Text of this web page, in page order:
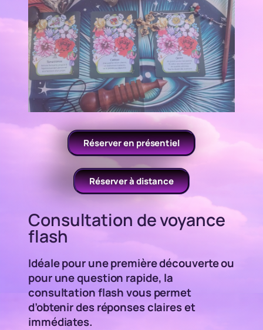
Réserver en présentiel
Réserver à distance
Consultation de voyance
flash
Idéale pour une première découverte ou
pour une question rapide, la
consultation flash vous permet
d’obtenir des réponses claires et
immédiates.